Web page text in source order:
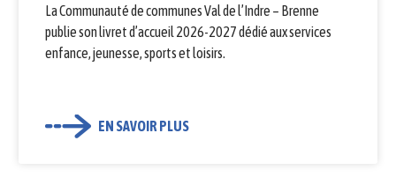
La Communauté de communes Val de l’Indre – Brenne
publie son livret d’accueil 2026-2027 dédié aux services
enfance, jeunesse, sports et loisirs.
EN SAVOIR PLUS